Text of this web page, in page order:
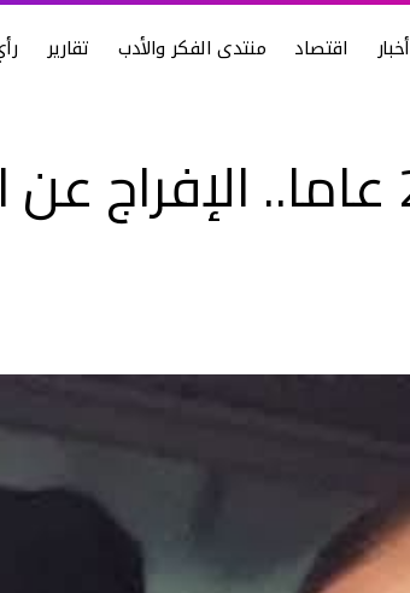
أخبار اقتصاد منتدى الفكر والأدب تقارير
بعد سجن قارب 20 عاما..